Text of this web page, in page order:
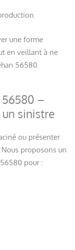
une forme
en veillant à ne
56580.
56580 –
sinistre
ou présenter
proposons un
pour :